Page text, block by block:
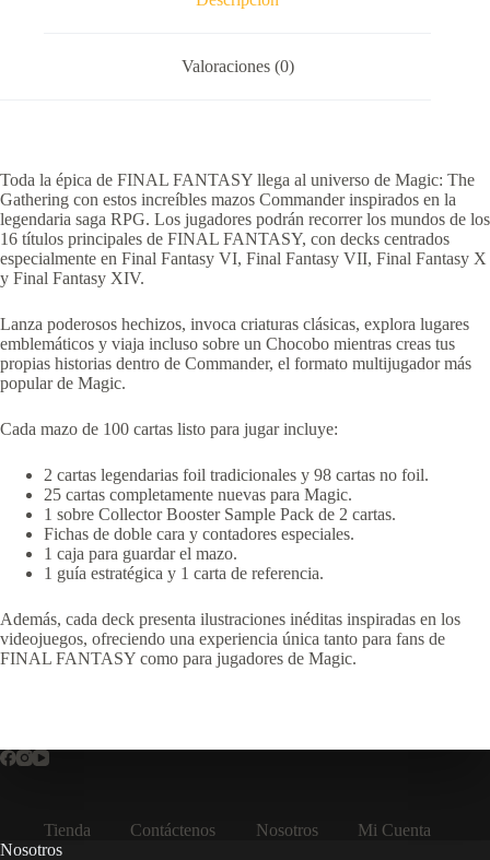
Valoraciones (0)
Toda la épica de FINAL FANTASY llega al universo de Magic: The
Gathering con estos increíbles mazos Commander inspirados en la
legendaria saga RPG. Los jugadores podrán recorrer los mundos de los
16 títulos principales de FINAL FANTASY, con decks centrados
especialmente en Final Fantasy VI, Final Fantasy VII, Final Fantasy X
y Final Fantasy XIV.
Lanza poderosos hechizos, invoca criaturas clásicas, explora lugares
emblemáticos y viaja incluso sobre un Chocobo mientras creas tus
propias historias dentro de Commander, el formato multijugador más
popular de Magic.
Cada mazo de 100 cartas listo para jugar incluye:
2 cartas legendarias foil tradicionales y 98 cartas no foil.
25 cartas completamente nuevas para Magic.
1 sobre Collector Booster Sample Pack de 2 cartas.
Fichas de doble cara y contadores especiales.
1 caja para guardar el mazo.
1 guía estratégica y 1 carta de referencia.
Además, cada deck presenta ilustraciones inéditas inspiradas en los
videojuegos, ofreciendo una experiencia única tanto para fans de
FINAL FANTASY como para jugadores de Magic.
Tienda Contáctenos Nosotros
Mi Cuenta
Nosotros